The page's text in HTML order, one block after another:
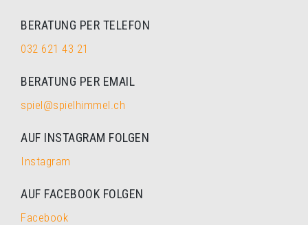
BERATUNG PER TELEFON
032 621 43 21
BERATUNG PER EMAIL
spiel@spielhimmel.ch
AUF INSTAGRAM FOLGEN
Instagram
AUF FACEBOOK FOLGEN
Facebook